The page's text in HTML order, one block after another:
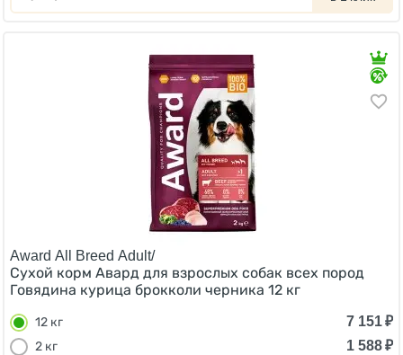
Award All Breed Adult/
Сухой корм Авард для взрослых собак всех пород
Говядина курица брокколи черника 12 кг
12 кг 7 151₽
2 кг
1 588₽